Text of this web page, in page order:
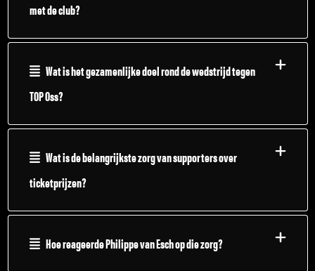
met de club?
Wat is het gezamenlijke doel rond de wedstrijd tegen
TOP Oss?
Wat is de belangrijkste zorg van supporters over
ticketprijzen?
Hoe reageerde Philippe van Esch op die zorg?